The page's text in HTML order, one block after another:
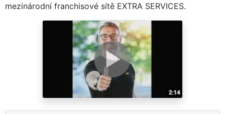
mezinárodní franchisové sítě EXTRA SERVICES.